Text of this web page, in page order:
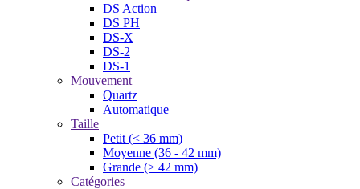
DS Action
DS PH
DS-X
DS-2
DS-1
Mouvement
Quartz
Automatique
Taille
Petit (< 36 mm)
Moyenne (36 - 42 mm)
Grande (> 42 mm)
Catégories